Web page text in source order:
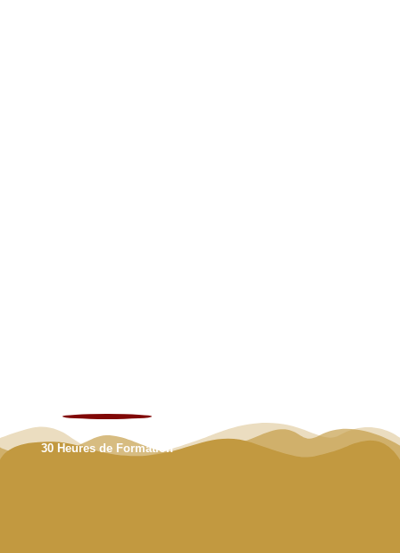
30 Heures de Formation